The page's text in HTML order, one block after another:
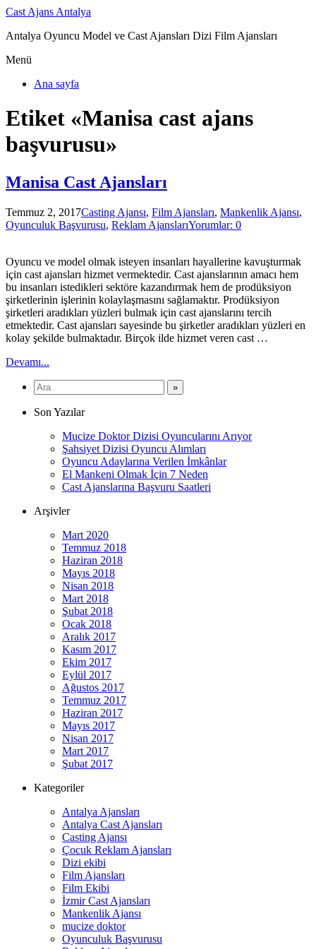
Cast Ajans Antalya
Antalya Oyuncu Model ve Cast Ajansları Dizi Film Ajansları
Menü
Ana sayfa
Etiket «Manisa cast ajans
başvurusu»
Manisa Cast Ajansları
Temmuz 2, 2017Casting Ajansı, Film Ajansları, Mankenlik Ajansı,
Oyunculuk Başvurusu, Reklam AjanslarıYorumlar: 0
Oyuncu ve model olmak isteyen insanları hayallerine kavuşturmak
için cast ajansları hizmet vermektedir. Cast ajanslarının amacı hem
bu insanları istedikleri sektöre kazandırmak hem de prodüksiyon
şirketlerinin işlerinin kolaylaşmasını sağlamaktır. Prodüksiyon
şirketleri aradıkları yüzleri bulmak için cast ajanslarını tercih
etmektedir. Cast ajansları sayesinde bu şirketler aradıkları yüzleri en
kolay şekilde bulmaktadır. Birçok ilde hizmet veren cast …
Devamı...
Son Yazılar
Mucize Doktor Dizisi Oyuncularını Arıyor
Şahsiyet Dizisi Oyuncu Alımları
Oyuncu Adaylarına Verilen İmkânlar
El Mankeni Olmak İçin 7 Neden
Cast Ajanslarına Başvuru Saatleri
Arşivler
Mart 2020
Temmuz 2018
Haziran 2018
Mayıs 2018
Nisan 2018
Mart 2018
Şubat 2018
Ocak 2018
Aralık 2017
Kasım 2017
Ekim 2017
Eylül 2017
Ağustos 2017
Temmuz 2017
Haziran 2017
Mayıs 2017
Nisan 2017
Mart 2017
Şubat 2017
Kategoriler
Antalya Ajansları
Antalya Cast Ajansları
Casting Ajansı
Çocuk Reklam Ajansları
Dizi ekibi
Film Ajansları
Film Ekibi
İzmir Cast Ajansları
Mankenlik Ajansı
mucize doktor
Oyunculuk Başvurusu